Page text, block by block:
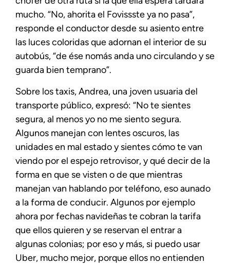
mucho. “No, ahorita el Fovissste ya no pasa”,
responde el conductor desde su asiento entre
las luces coloridas que adornan el interior de su
autobús, “de ése nomás anda uno circulando y se
guarda bien temprano”.
Sobre los taxis, Andrea, una joven usuaria del
transporte público, expresó: “No te sientes
segura, al menos yo no me siento segura.
Algunos manejan con lentes oscuros, las
unidades en mal estado y sientes cómo te van
viendo por el espejo retrovisor, y qué decir de la
forma en que se visten o de que mientras
manejan van hablando por teléfono, eso aunado
a la forma de conducir. Algunos por ejemplo
ahora por fechas navideñas te cobran la tarifa
que ellos quieren y se reservan el entrar a
algunas colonias; por eso y más, si puedo usar
Uber, mucho mejor, porque ellos no entienden